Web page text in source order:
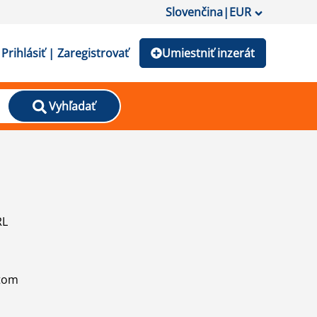
Slovenčina|EUR
Prihlásiť | Zaregistrovať Umiestniť inzerát
Vyhľadať